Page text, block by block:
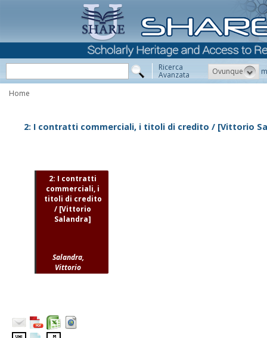
Ricerca
Avanzata Ovunque
Home
2: I contratti commerciali, i titoli di credito / [Vittorio
2: I contratti
commerciali, i
titoli di credito
/ [Vittorio
Salandra]
Salandra,
Vittorio